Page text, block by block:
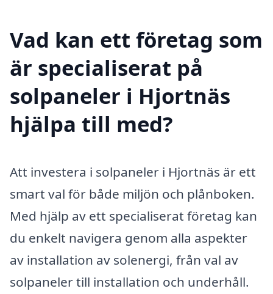
Vad kan ett företag som
är specialiserat på
solpaneler i Hjortnäs
hjälpa till med?
Att investera i solpaneler i Hjortnäs är ett
smart val för både miljön och plånboken.
Med hjälp av ett specialiserat företag kan
du enkelt navigera genom alla aspekter
av installation av solenergi, från val av
solpaneler till installation och underhåll.